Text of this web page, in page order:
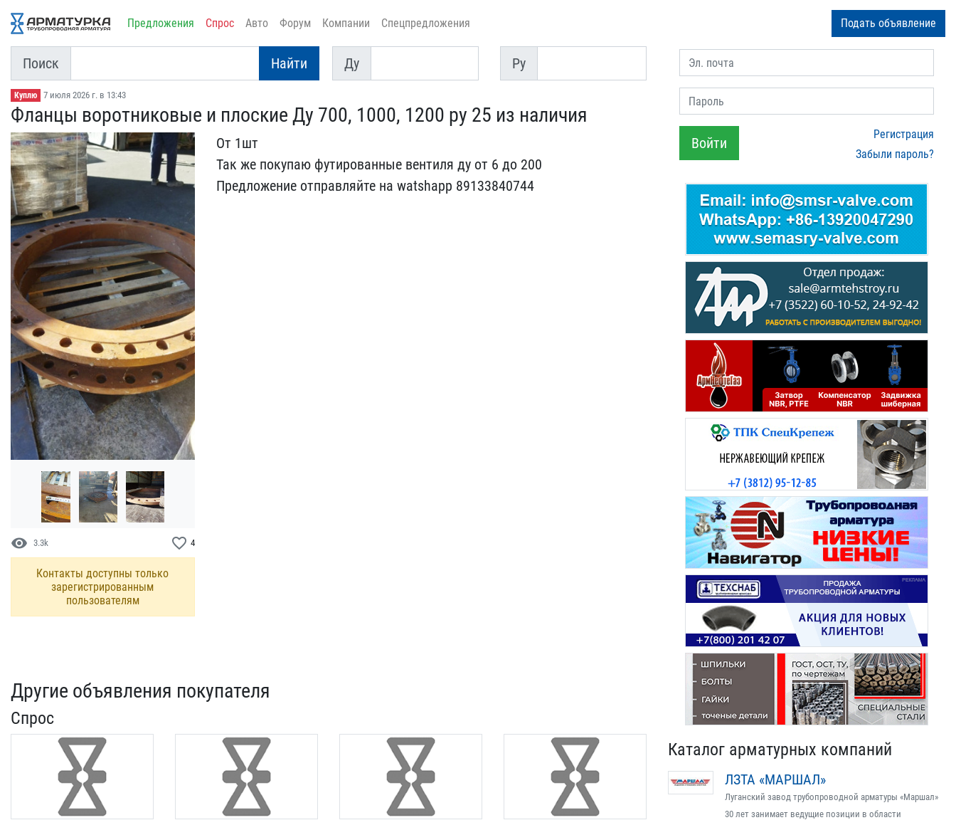
Предложения Спрос Авто Форум Компании Спецпредложения Подать объявление
Поиск Найти
Ду
Ду
Py
Py
Куплю 7 июля 2026 г. в 13:43
Фланцы воротниковые и пл​оские Ду 700, 1000, 120​0 ру 25 из наличия
visibility 3.3k favorite_border 4
Контакты доступны только
зарегистрированным
пользователям
От 1шт
Так же покупаю фу​тированные вентиля ду от​ 6 до 200
Предложение от​правляйте на watshapp 89​133840744
Другие объявления покупателя
Спрос
Эл. почта
Пароль
Войти
Регистрация
Забыли пароль?
Каталог арматурных компаний
ЛЗТА «МАРШАЛ»
Луганский завод трубопроводной арматуры «Маршал»
30 лет занимает ведущие позиции в области